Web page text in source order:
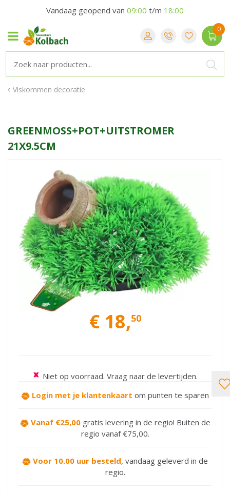
Viskommen decoratie
Vandaag geopend van 09:00 t/m 18:00
GREENMOSS+POT+UITSTROMER
21X9.5CM
€ 18,50
Niet op voorraad. Vraag naar de levertijden.
Login met je klantenkaart om punten te sparen
Vanaf €25,00gratis levering in de regio! Buiten de
regio vanaf €75,00.
Voor 10.00 uur besteld, vandaag geleverd in de
regio.